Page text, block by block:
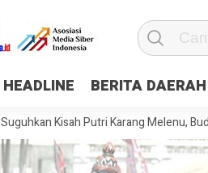
HEADLINE BERITA DAERAH
Putri Karang Melenu, Budaya Kutai